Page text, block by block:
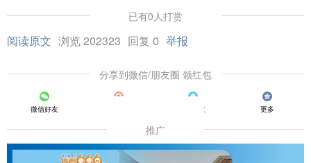
已有0人打赏
阅读原文 浏览 202323 回复 0 举报
分享到微信/朋友圈 领红包
微信好友 QQ好友 更多
推广